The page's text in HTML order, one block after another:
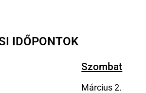
IDŐPONTOK
Szombat
Március 2.